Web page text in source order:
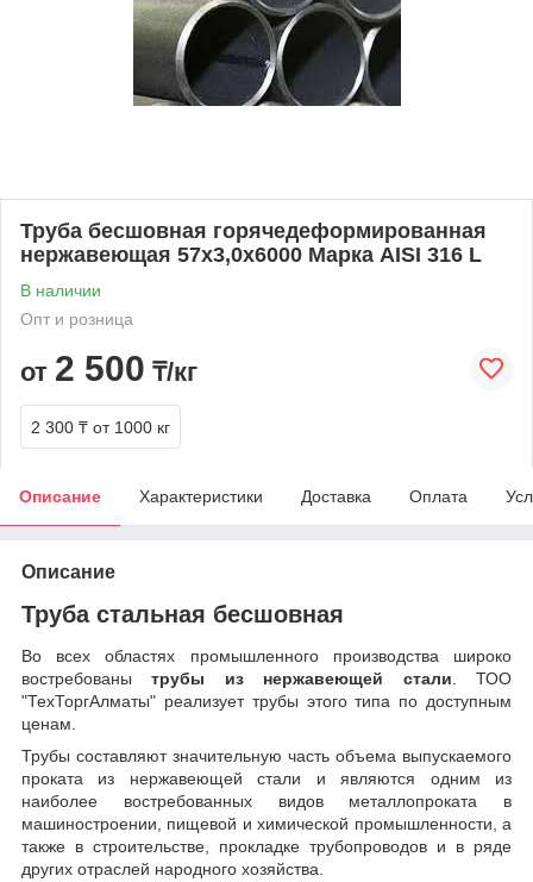
Труба бесшовная горячедеформированная
нержавеющая 57х3,0х6000 Марка AISI 316 L
В наличии
Опт и розница
от 2 500 ₸/кг
2 300 ₸ от 1000 кг
Описание Характеристики Доставка Оплата
Описание
Труба стальная бесшовная
Во всех областях промышленного производства широко
востребованытрубы из нержавеющей стали. ТОО
"ТехТоргАлматы" реализует трубы этого типа по доступным
ценам.
Трубы составляют значительную часть объема выпускаемого
проката из нержавеющей стали и являются одним из
наиболее востребованных видов металлопроката в
машиностроении, пищевой и химической промышленности, а
также в строительстве, прокладке трубопроводов и в ряде
других отраслей народного хозяйства.